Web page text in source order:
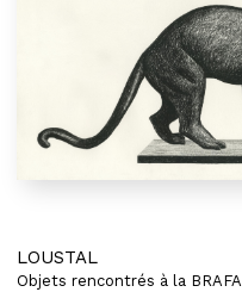
LOUSTAL
Objets rencontrés à la BRAFA